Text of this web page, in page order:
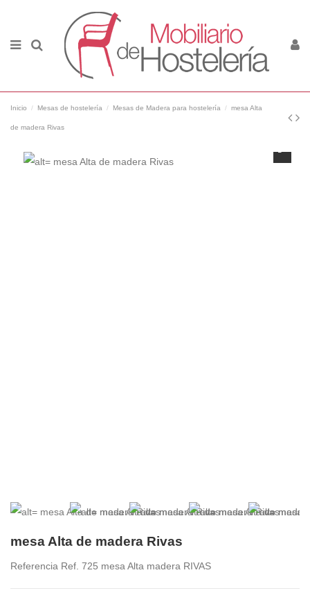
Inicio Mesas de hostelería Mesas de Madera para hostelería mesa Alta
de madera Rivas
mesa Alta de madera Rivas
Referencia Ref. 725 mesa Alta madera RIVAS